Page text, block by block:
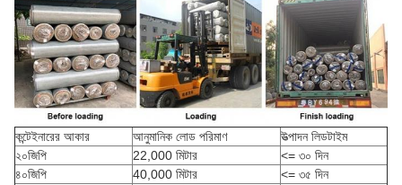
কন্টেইনারের আকার আনুমানিক লোড পরিমাণ
উত্পাদন লিডটাইম
২০জিপি
22,000 মিটার
<= ৩০ দিন
৪০জিপি
40,000 মিটার
<= ৩৫ দিন